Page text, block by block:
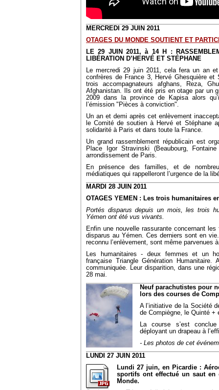
MERCREDI 29 JUIN 2011
OTAGES DU MONDE SOUTIENT ET
LE 29 JUIN 2011, à 14 H :
LIBÉRATION D’HERVÉ ET STÉPHANE
Le mercredi 29 juin 2011, cela fera un an
confrères de France 3, Hervé Ghesquière et
trois accompagnateurs afghans, Reza,
Afghanistan. Ils ont été pris en otage par un
2009 dans la province de Kapisa alors
l’émission "Pièces à conviction".
Un an et demi après cet enlèvement
le Comité de soutien à Hervé et Stéphane
solidarité à Paris et dans toute la France.
Un grand rassemblement républicain est
Place Igor Stravinski (Beaubourg,
arrondissement de Paris.
En présence des familles, et de
médiatiques qui rappelleront l’urgence de la
MARDI 28 JUIN 2011
OTAGES YEMEN : Les trois humanitaires
Portés disparus depuis un mois, les trois
Yémen ont été vus vivants.
Enfin une nouvelle rassurante concernant
disparus au Yémen. Ces derniers sont en
reconnu l’enlèvement, sont même parvenues
Les humanitaires - deux femmes et un
française Triangle Génération Humanitaire.
communiquée. Leur disparition, dans une
28 mai.
Neuf parachutistes pour
lors des courses de
A l’initiative de la Société
de Compiègne, le Quinté +
La course s’est
déployant un drapeau à
- Les photos de cet
LUNDI 27 JUIN 2011
Lundi 27 juin, en Picardie :
sportifs ont effectué un saut
Monde.